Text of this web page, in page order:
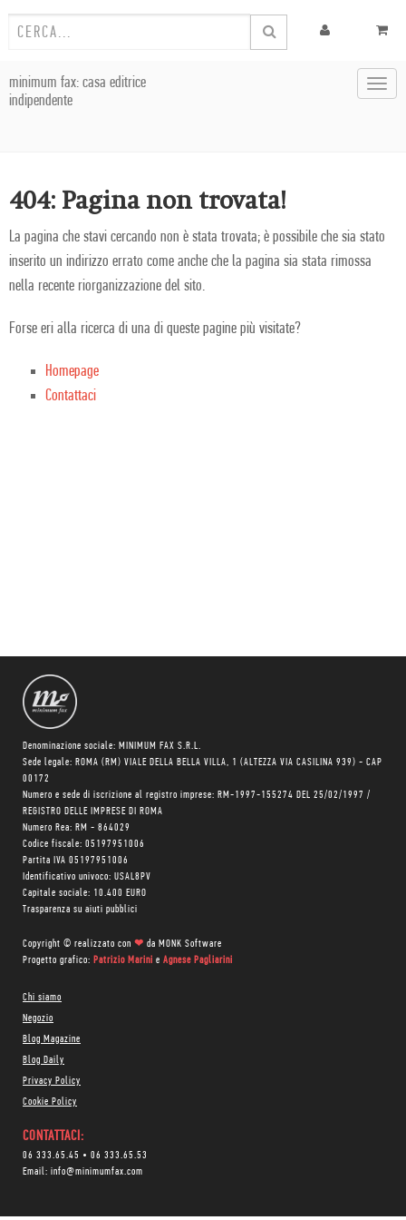
minimum fax: casa editrice
indipendente
404: Pagina non trovata!
La pagina che stavi cercando non è stata trovata; è possibile che sia stato
inserito un indirizzo errato come anche che la pagina sia stata rimossa
nella recente riorganizzazione del sito.
Forse eri alla ricerca di una di queste pagine più visitate?
Homepage
Contattaci
Denominazione sociale: MINIMUM FAX S.R.L.
Sede legale: ROMA (RM) VIALE DELLA BELLA VILLA, 1 (ALTEZZA VIA CASILINA 939) - CAP
00172
Numero e sede di iscrizione al registro imprese: RM-1997-155274 DEL 25/02/1997 /
REGISTRO DELLE IMPRESE DI ROMA
Numero Rea: RM - 864029
Codice fiscale: 05197951006
Partita IVA 05197951006
Identificativo univoco: USAL8PV
Capitale sociale: 10.400 EURO
Trasparenza su aiuti pubblici
Copyright © realizzato con ❤ da MONK Software
Progetto grafico: Patrizio Marini e Agnese Pagliarini
Chi siamo
Negozio
Blog Magazine
Blog Daily
Privacy Policy
Cookie Policy
CONTATTACI:
06 333.65.45 • 06 333.65.53
Email: info@minimumfax.com